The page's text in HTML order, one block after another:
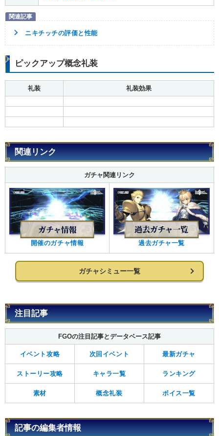
ニキチッチの評価と性能
ピックアップ概念礼装
礼装 礼装効果
関連リンク
ガチャ関連リンク
開催のガチャ情報 過去ガチャ一覧
ガチャシミュー一覧
注目記事
FGOの注目記事とデータベース記事
イベント攻略 次回イベント 最新ガチャ
ストーリー攻略 キャラ一覧 ランキング
素材 概念礼装 ボイス一覧
記事の編集者情報